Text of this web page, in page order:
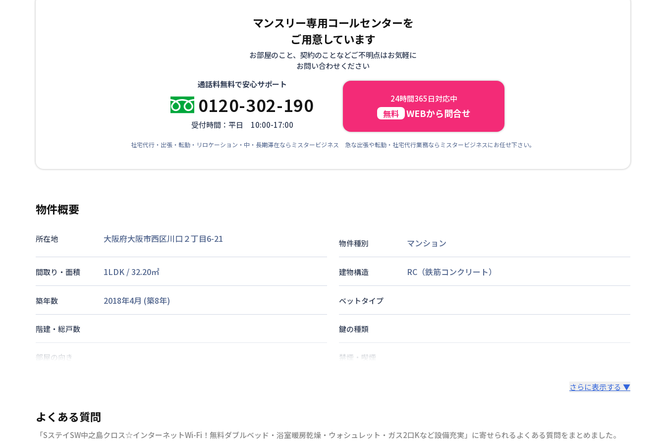
マンスリー専用コールセンターを
ご用意しています
お部屋のこと、契約のことなどご不明点はお気軽に
お問い合わせください
通話料無料で安心サポート
0120-302-190
受付時間：平日 10:00-17:00
24時間365日対応中
無料 WEBから問合せ
社宅代行・出張・転勤・リロケーション・中・長期滞在ならミスタービジネス 急な出張や転勤・社宅代行業務ならミスタービジネスにお任せ下さい。
物件概要
所在地 大阪府大阪市西区川口２丁目6-21 物件種別 マンション
間取り・面積 1LDK /32.20㎡ 建物構造 RC（鉄筋コンクリート）
築年数 2018年4月 (築8年) ベットタイプ
階建・総戸数 鍵の種類
部屋の向き 禁煙・喫煙
駐車場 なし 次回更新日 情報更新日より14日以内
さらに表示する ▼
よくある質問
「SステイSW中之島クロス☆インターネットWi-Fi！無料ダブルベッド・浴室暖房乾燥・ウォシュレット・ガス2口Kなど設備充実」に寄せられるよくある質問をまとめました。